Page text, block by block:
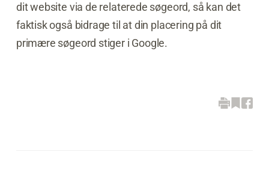
dit website via de relaterede søgeord, så kan det
faktisk også bidrage til at din placering på dit
primære søgeord stiger i Google.